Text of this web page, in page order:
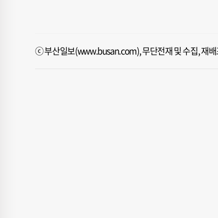
ⓒ 부산일보(www.busan.com), 무단전재 및 수집, 재